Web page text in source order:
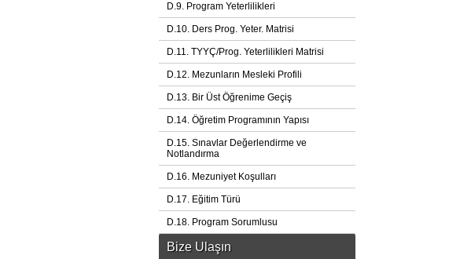
D.9. Program Yeterlilikleri
D.10. Ders Prog. Yeter. Matrisi
D.11. TYYÇ/Prog. Yeterlilikleri Matrisi
D.12. Mezunların Mesleki Profili
D.13. Bir Üst Öğrenime Geçiş
D.14. Öğretim Programının Yapısı
D.15. Sınavlar Değerlendirme ve
Notlandırma
D.16. Mezuniyet Koşulları
D.17. Eğitim Türü
D.18. Program Sorumlusu
Bize Ulaşın